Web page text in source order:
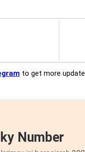
to get more
Number